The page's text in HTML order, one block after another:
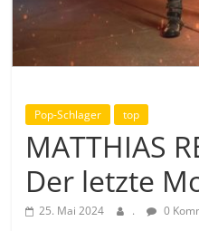
Pop-Schlager top
MATTHIAS
Der letzte
25. Mai 2024 . 0